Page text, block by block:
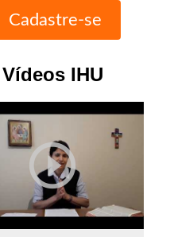
Vídeos IHU
play_circle_outline